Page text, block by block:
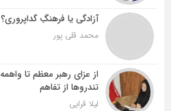
آزادگی یا فرهنگِ گداپروری؟
محمد قلی پور
از عزای رهبر معظم تا واهمه
تندروها از تفاهم
لیلا قرایی